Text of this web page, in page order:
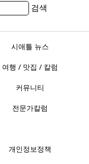
검색
시애틀 뉴스
여행 / 맛집 / 칼럼
커뮤니티
전문가칼럼
개인정보정책